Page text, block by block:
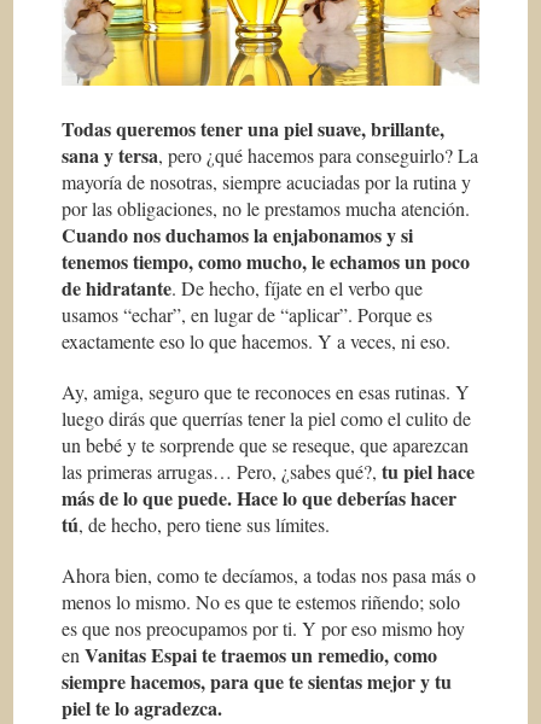
Todas queremos tener una piel suave, brillante,
sana y tersa, pero ¿qué hacemos para conseguirlo? La
mayoría de nosotras, siempre acuciadas por la rutina y
por las obligaciones, no le prestamos mucha atención.
Cuando nos duchamos la enjabonamos y si
tenemos tiempo, como mucho, le echamos un poco
de hidratante. De hecho, fíjate en el verbo que
usamos “echar”, en lugar de “aplicar”. Porque es
exactamente eso lo que hacemos. Y a veces, ni eso.
Ay, amiga, seguro que te reconoces en esas rutinas. Y
luego dirás que querrías tener la piel como el culito de
un bebé y te sorprende que se reseque, que aparezcan
las primeras arrugas… Pero, ¿sabes qué?,tu piel hace
más de lo que puede. Hace lo que deberías hacer
tú, de hecho, pero tiene sus límites.
Ahora bien, como te decíamos, a todas nos pasa más o
menos lo mismo. No es que te estemos riñendo; solo
es que nos preocupamos por ti. Y por eso mismo hoy
en Vanitas Espai te traemos un remedio, como
siempre hacemos, para que te sientas mejor y tu
piel te lo agradezca.